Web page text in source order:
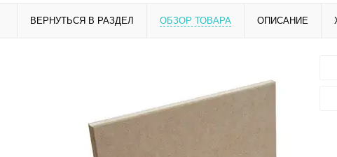
ВЕРНУТЬСЯ В РАЗДЕЛ ОБЗОР ТОВАРА ОПИСАНИЕ